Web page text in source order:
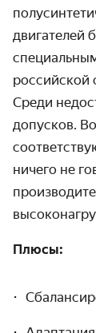
двигателей
российской
Среди
допусков.
ничего не
Плюсы: